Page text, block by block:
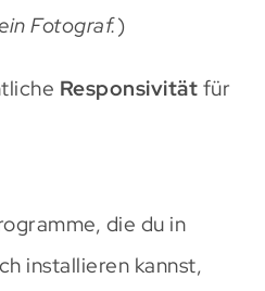
Fotograf.)
Responsivität für
die du in
installieren kannst,